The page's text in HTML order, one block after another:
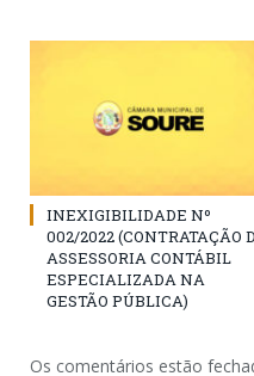
INEXIGIBILIDADE Nº
002/2022 (CONTRATAÇÃO
ASSESSORIA CONTÁBIL
ESPECIALIZADA NA
GESTÃO PÚBLICA)
Os comentários estão